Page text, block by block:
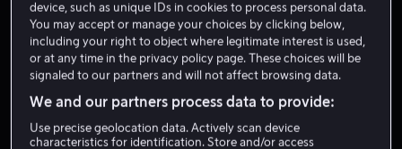
The Machine
5.7 Komedie Action 2023 1 t 47 min
UHD
device, such as unique IDs in cookies to process personal data.
You may accept or manage your choices by clicking below,
including your right to object where legitimate interest is used,
or at any time in the privacy policy page. These choices will be
signaled to our partners and will not affect browsing data.
We and our partners process data to provide:
Use precise geolocation data. Actively scan device
characteristics for identification. Store and/or access